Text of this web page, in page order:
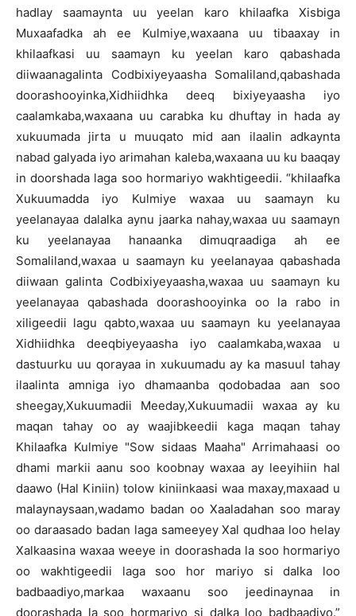
hadlay saamaynta uu yeelan karo khilaafka Xisbiga
Muxaafadka ah ee Kulmiye,waxaana uu tibaaxay in
khilaafkasi uu saamayn ku yeelan karo qabashada
diiwaanagalinta Codbixiyeyaasha Somaliland,qabashada
doorashooyinka,Xidhiidhka deeq bixiyeyaasha iyo
caalamkaba,waxaana uu carabka ku dhuftay in hada ay
xukuumada jirta u muuqato mid aan ilaalin adkaynta
nabad galyada iyo arimahan kaleba,waxaana uu ku baaqay
in doorshada laga soo hormariyo wakhtigeedii. “khilaafka
Xukuumadda iyo Kulmiye waxaa uu saamayn ku
yeelanayaa dalalka aynu jaarka nahay,waxaa uu saamayn
ku yeelanayaa hanaanka dimuqraadiga ah ee
Somaliland,waxaa u saamayn ku yeelanayaa qabashada
diiwaan galinta Codbixiyeyaasha,waxaa uu saamayn ku
yeelanayaa qabashada doorashooyinka oo la rabo in
xiligeedii lagu qabto,waxaa uu saamayn ku yeelanayaa
Xidhiidhka deeqbiyeyaasha iyo caalamkaba,waxaa u
dastuurku uu qorayaa in xukuumadu ay ka masuul tahay
ilaalinta amniga iyo dhamaanba qodobadaa aan soo
sheegay,Xukuumadii Meeday,Xukuumadii waxaa ay ku
maqan tahay oo ay waajibkeedii kaga maqan tahay
Khilaafka Kulmiye "Sow sidaas Maaha" Arrimahaasi oo
dhami markii aanu soo koobnay waxaa ay leeyihiin hal
daawo (Hal Kiniin) tolow kiniinkaasi waa maxay,maxaad u
malaynaysaan,wadamo badan oo Xaaladahan soo maray
oo daraasado badan laga sameeyey Xal qudhaa loo helay
Xalkaasina waxaa weeye in doorashada la soo hormariyo
oo wakhtigeedii laga soo hor mariyo si dalka loo
badbaadiyo,markaa waxaanu soo jeedinaynaa in
doorashada la soo hormariyo si dalka loo badbaadiyo.”